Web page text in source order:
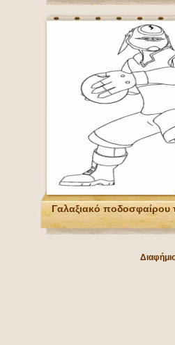
Γαλαξιακό ποδοσφαίρου